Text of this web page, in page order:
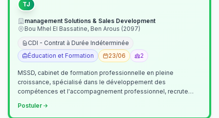
TJ
management Solutions & Sales Development
Bou Mhel El Bassatine, Ben Arous (2097)
CDI - Contrat à Durée Indéterminée
Éducation et Formation
23/06 2
MSSD, cabinet de formation professionnelle en pleine
croissance, spécialisé dans le développement des
compétences et l'accompagnement professionnel, recrute
Postuler